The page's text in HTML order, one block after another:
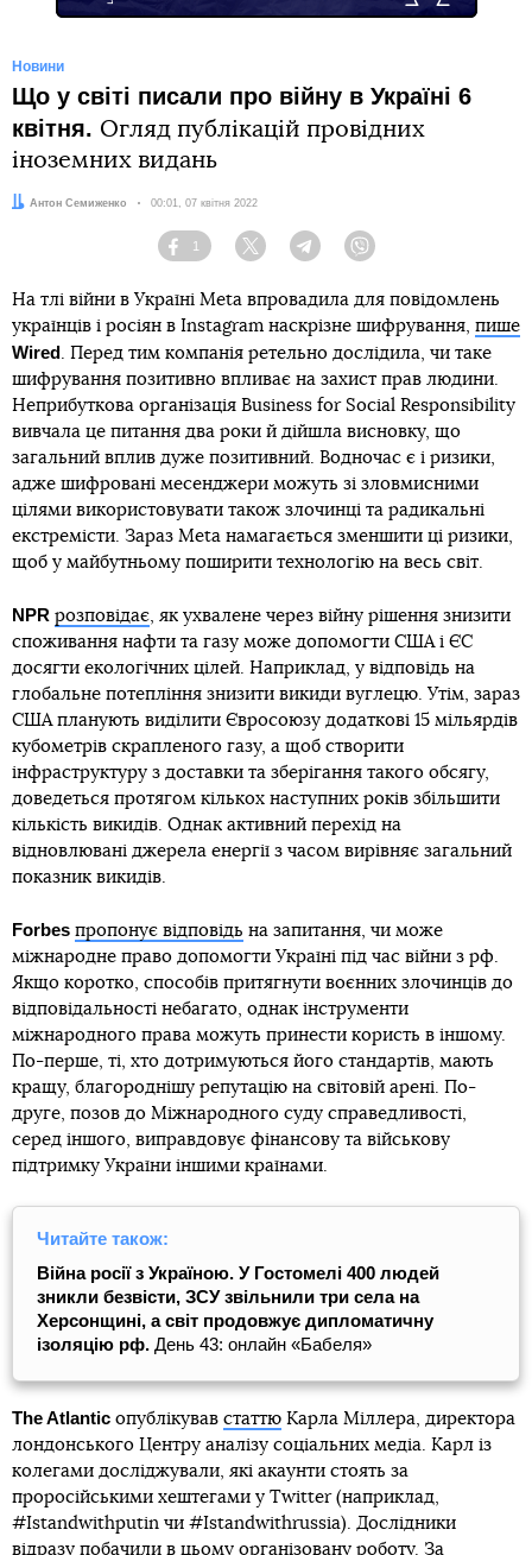
Новини
Що у світі писали про війну в Україні 6
квітня. Огляд публікацій провідних
іноземних видань
Автор:
Антон Семиженко Дата:
00:01, 07 квітня 2022
Facebook
1
Twitter TelegramViber
На тлі війни в Україні Meta впровадила для повідомлень
українців і росіян в Instagram наскрізне шифрування, пише
Wired. Перед тим компанія ретельно дослідила, чи таке
шифрування позитивно впливає на захист прав людини.
Неприбуткова організація Business for Social Responsibility
вивчала це питання два роки й дійшла висновку, що
загальний вплив дуже позитивний. Водночас є і ризики,
адже шифровані месенджери можуть зі зловмисними
цілями використовувати також злочинці та радикальні
екстремісти. Зараз Meta намагається зменшити ці ризики,
щоб у майбутньому поширити технологію на весь світ.
NPR розповідає, як ухвалене через війну рішення знизити
споживання нафти та газу може допомогти США і ЄС
досягти екологічних цілей. Наприклад, у відповідь на
глобальне потепління знизити викиди вуглецю. Утім, зараз
США планують виділити Євросоюзу додаткові 15 мільярдів
кубометрів скрапленого газу, а щоб створити
інфраструктуру з доставки та зберігання такого обсягу,
доведеться протягом кількох наступних років збільшити
кількість викидів. Однак активний перехід на
відновлювані джерела енергії з часом вирівняє загальний
показник викидів.
Forbes пропонує відповідь на запитання, чи може
міжнародне право допомогти Україні під час війни з рф.
Якщо коротко, способів притягнути воєнних злочинців до
відповідальності небагато, однак інструменти
міжнародного права можуть принести користь в іншому.
По-перше, ті, хто дотримуються його стандартів, мають
кращу, благороднішу репутацію на світовій арені. По-
друге, позов до Міжнародного суду справедливості,
серед іншого, виправдовує фінансову та військову
підтримку України іншими країнами.
Читайте також:
Війна росії з Україною. У Гостомелі 400 людей
зникли безвісти, ЗСУ звільнили три села на
Херсонщині, а світ продовжує дипломатичну
ізоляцію рф. День 43: онлайн «Бабеля»
The Atlantic опублікував статтю Карла Міллера, директора
лондонського Центру аналізу соціальних медіа. Карл із
колегами досліджували, які акаунти стоять за
проросійськими хештегами у Twitter (наприклад,
#Istandwithputin чи #Istandwithrussia). Дослідники
відразу побачили в цьому організовану роботу. За